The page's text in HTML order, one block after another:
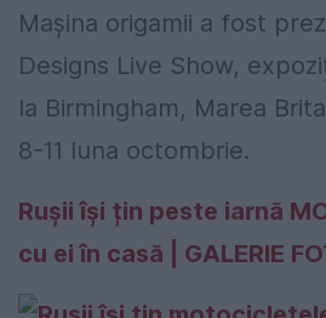
Mașina origamii a fost
Designs Live Show,
la Birmingham, Marea
8-11 luna octombrie.
Ruşii își țin peste iarnă
cu ei în casă | GALERIE